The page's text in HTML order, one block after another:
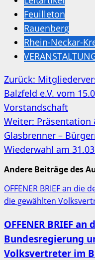
Feuilleton
Rauenberg
Rhein-Neckar-
Zurück:
Balzfeld e.V. vom
Vorstandschaft
Weiter: Präsentation
Glasbrenner –
Wiederwahl am
Andere Beiträge des
OFFENER BRIEF an
die gewählten
OFFENER BRIEF
Bundesregierung
Volksvertreter im